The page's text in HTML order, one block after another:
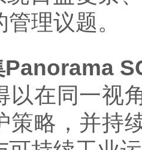
理议题。
Panorama
以在同一视
策略，并持